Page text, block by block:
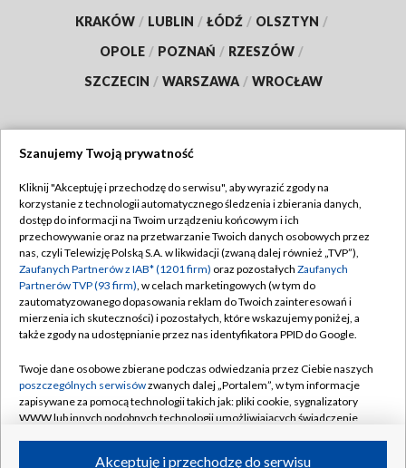
KRAKÓW / LUBLIN / ŁÓDŹ / OLSZTYN /
OPOLE / POZNAŃ / RZESZÓW /
SZCZECIN / WARSZAWA / WROCŁAW
TVP
Abonament TVP
Emisja w TVP
Centrum informacji TVP
Naziemna Telewizja Cyfrowa
Rada Programowa
System NOS
Informacje o nadawcy
Regulamin TVP
Polityka prywatności
Moje zgody
Pomoc
Kontakt
Kanały
Szanujemy Twoją prywatność
Kliknij "Akceptuję i przechodzę do serwisu", aby wyrazić zgody na
korzystanie z technologii automatycznego śledzenia i zbierania danych,
dostęp do informacji na Twoim urządzeniu końcowym i ich
przechowywanie oraz na przetwarzanie Twoich danych osobowych przez
nas, czyli Telewizję Polską S.A. w likwidacji (zwaną dalej również „TVP”),
Zaufanych Partnerów z IAB* (1201 firm) oraz pozostałych Zaufanych
Partnerów TVP (93 firm), w celach marketingowych (w tym do
zautomatyzowanego dopasowania reklam do Twoich zainteresowań i
mierzenia ich skuteczności) i pozostałych, które wskazujemy poniżej, a
także zgody na udostępnianie przez nas identyfikatora PPID do Google.
Twoje dane osobowe zbierane podczas odwiedzania przez Ciebie naszych
poszczególnych serwisówzwanych dalej „Portalem”, w tym informacje
zapisywane za pomocą technologii takich jak: pliki cookie, sygnalizatory
WWW lub innych podobnych technologii umożliwiających świadczenie
Akceptuję i przechodzę do serwisu